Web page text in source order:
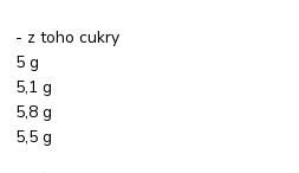
- z toho cukry
5 g
5,1 g
5,8 g
5,5 g